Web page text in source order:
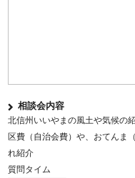
相談会内容
北信州いいやまの風土や気候の
区費（自治会費）や、おてんま
れ紹介
質問タイム